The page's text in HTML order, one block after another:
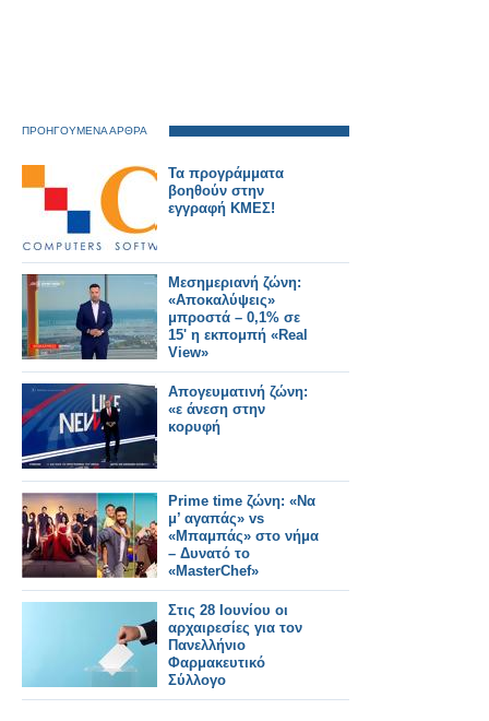
ΠΡΟΗΓΟΥΜΕΝΑ ΑΡΘΡΑ
Τα προγράμματα
βοηθούν στην
εγγραφή ΚΜΕΣ!
Μεσημεριανή ζώνη:
«Αποκαλύψεις»
μπροστά – 0,1% σε
15' η εκπομπή «Real
View»
Απογευματινή ζώνη:
«ε άνεση στην
κορυφή
Prime time ζώνη: «Να
μ’ αγαπάς» vs
«Μπαμπάς» στο νήμα
– Δυνατό το
«MasterChef»
Στις 28 Ιουνίου οι
αρχαιρεσίες για τον
Πανελλήνιο
Φαρμακευτικό
Σύλλογο